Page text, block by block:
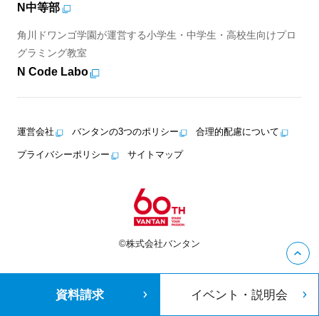
N中等部
角川ドワンゴ学園が運営する小学生・中学生・高校生向けプロ
グラミング教室
N Code Labo
運営会社 バンタンの3つのポリシー 合理的配慮について
プライバシーポリシー サイトマップ
©株式会社バンタン
資料請求 イベント・説明会